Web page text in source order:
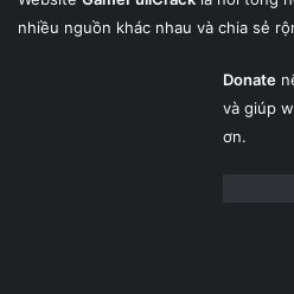
nhiều nguồn khác nhau và chia sẻ
Donate
và giúp
ơn.